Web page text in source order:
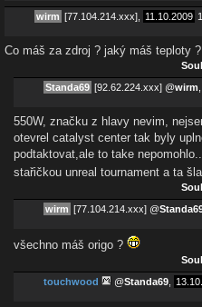
wirm [77.104.214.xxx], 11.10.2009
Co máš za zdroj ? jaký máš teploty
Standa69 [92.62.224.xxx] @wirm
550W, značku z hlavy nevim,
otevrel catalyst center tak byly
podtaktovat,ale to take
stařičkou unreal tournament a ta šla
wirm [77.104.214.xxx] @
všechno máš origo ?
touchwood @Standa69